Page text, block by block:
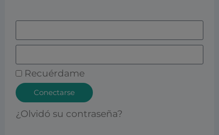
Recuérdame
Conectarse
¿Olvidó su contraseña?